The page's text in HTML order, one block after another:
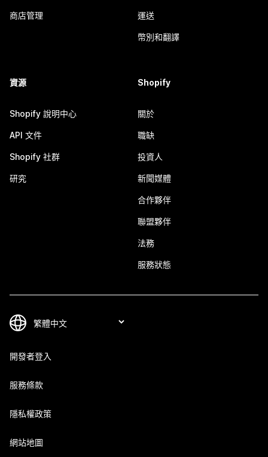
商店管理 運送
幣別和翻譯
資源
Shopify 說明中心
API 文件
Shopify 社群
研究
Shopify
關於
職缺
投資人
新聞媒體
合作夥伴
聯盟夥伴
法務
服務狀態
開發者登入
服務條款
隱私權政策
網站地圖